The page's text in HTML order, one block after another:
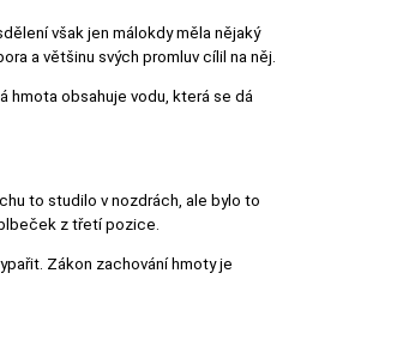
však jen málokdy měla nějaký
a většinu svých promluv cílil na něj.
hmota obsahuje vodu, která se dá
to studilo v nozdrách, ale bylo to
z třetí pozice.
Zákon zachování hmoty je